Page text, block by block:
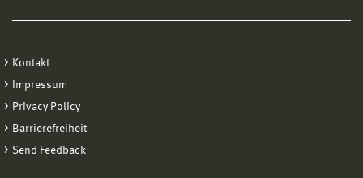
Kontakt
Impressum
Privacy Policy
Barrierefreiheit
Send Feedback